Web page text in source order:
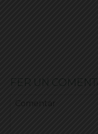
FER UN